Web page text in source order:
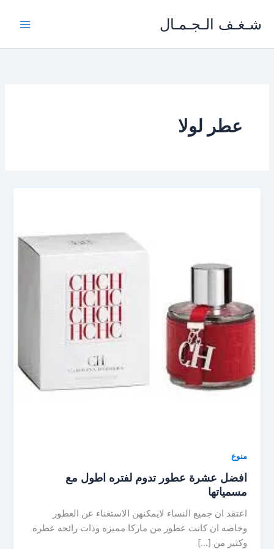
شـغـف الـجـمـال
عطر لولا
منوع
افضل عشرة عطور تدوم لفتره اطول مع
مسمياتها
اعتقد ان جميع النساء لايمكنهن الاستغناء عن العطور
وخاصه ان كانت عطور من ماركا مميزه وذات رائحه عطره
وكثير من […]